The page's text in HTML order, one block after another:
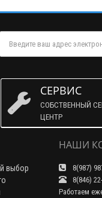
СЕРВИС
СОБСТВЕННЫЙ
ЦЕНТР
выбор
НАШИ
8(987)
8(846)
Работаем